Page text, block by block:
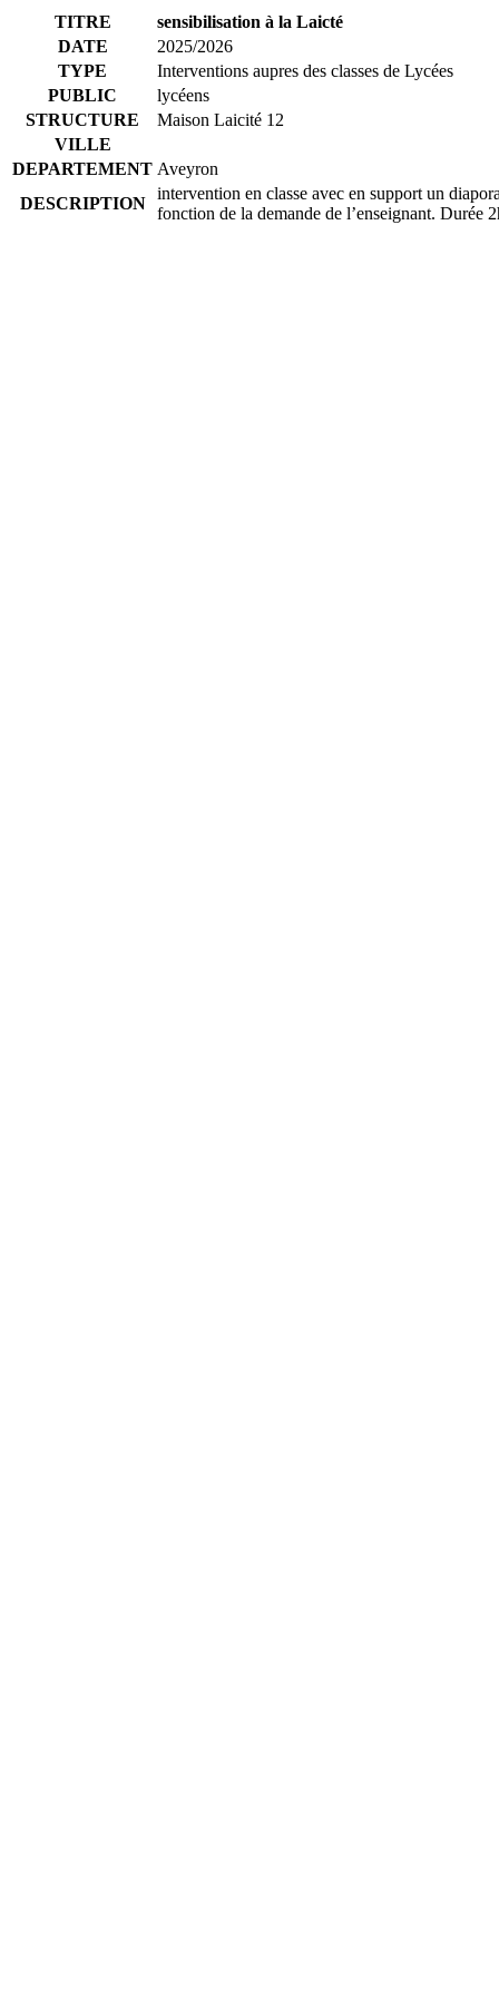
TITRE
sensibilisation à la Laicté
DATE
2025/2026
TYPE
Interventions aupres des classes de Lycées
PUBLIC
lycéens
STRUCTURE
Maison Laicité 12
VILLE
DEPARTEMENT Aveyron
DESCRIPTION
intervention en classe avec en support un
fonction de la demande de l’enseignant. Durée